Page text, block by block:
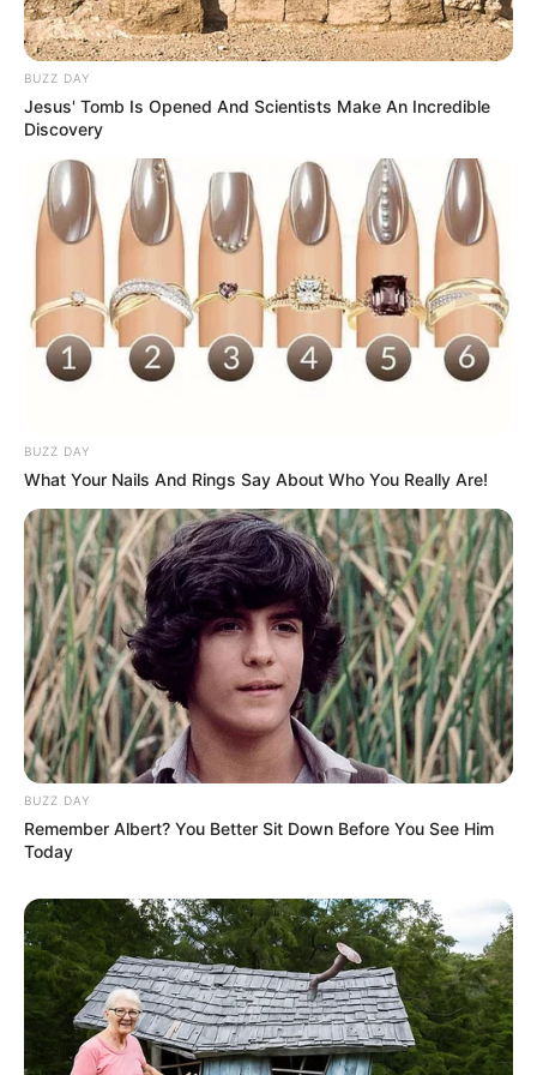
Cerita
Pemain
Akting
Musik
BUZZ DAY
Jesus' Tomb Is Opened And Scientists Make An Incredible
Discovery
BUZZ DAY
What Your Nails And Rings Say About Who You Really Are!
BUZZ DAY
Remember Albert? You Better Sit Down Before You See Him
Today